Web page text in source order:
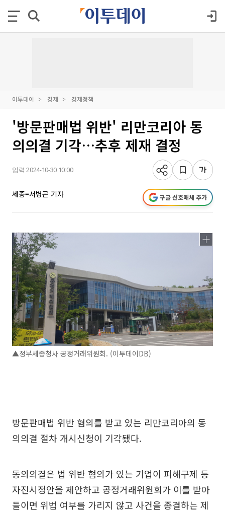
이투데이 경제 경제정책
'방문판매법 위반' 리만코리아 동
의의결 기각…추후 제재 결정
입력 2024-10-30 10:00
세종=서병곤 기자 구글 선호매체 추가
▲정부세종청사 공정거래위원회. (이투데이DB)
방문판매법 위반 혐의를 받고 있는 리만코리아의 동
의의결 절차 개시신청이 기각됐다.
동의의결은 법 위반 혐의가 있는 기업이 피해구제 등
자진시정안을 제안하고 공정거래위원회가 이를 받아
들이면 위법 여부를 가리지 않고 사건을 종결하는 제